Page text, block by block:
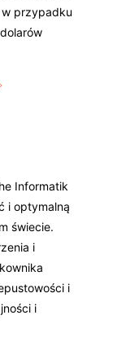
w przypadku
Informatik
i optymalną
świecie.
i
i
i